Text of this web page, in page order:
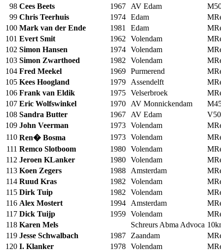
98 Cees Beets 1967 AV Edam
99 Chris Teerhuis 1974 Edam
100 Mark van der Ende 1981 Edam
101 Evert Smit 1962 Volendam
102 Simon Hansen 1974 Volendam
103 Simon Zwarthoed 1982 Volendam
104 Fred Meekel 1969 Purmerend
105 Kees Hoogland 1979 Assendelft
106 Frank van Eldik 1975 Velserbroek
107 Eric Wolfswinkel 1970 AV Monnickendam
108 Sandra Butter 1967 AV Edam
V50
109 John Veerman 1973 Volendam
110 Ren� Bosma 1973 Volendam
111 Remco Slotboom 1980 Volendam
112 Jeroen KLanker 1980 Volendam
113 Koen Zegers 1988 Amsterdam
114 Ruud Kras 1982 Volendam
115 Dirk Tuip 1982 Volendam
116 Alex Mostert 1994 Amsterdam
117 Dick Tuijp 1959 Volendam
118 Karen Mels Schreurs Abma Advoca
119 Jesse Schwalbach 1987 Zaandam
120 I. Klanker 1978 Volendam